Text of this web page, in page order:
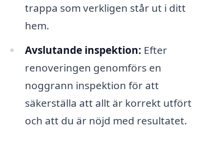
trappa som verkligen står ut i ditt
hem.
Avslutande inspektion: Efter
renoveringen genomförs en
noggrann inspektion för att
säkerställa att allt är korrekt utfört
och att du är nöjd med resultatet.